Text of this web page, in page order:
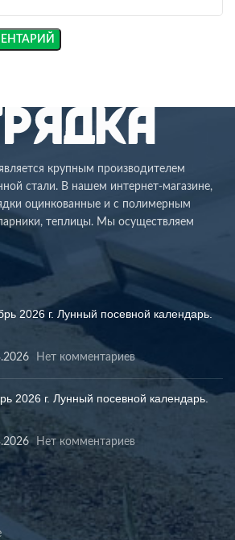
крупным производителем
стали. В нашем интернет-магазине,
оцинкованные и с полимерным
теплицы. Мы осуществляем
2026 г. Лунный посевной календарь.
Нет комментариев
2026 г. Лунный посевной календарь.
Нет комментариев